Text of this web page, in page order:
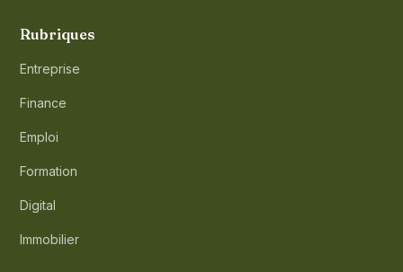
Rubriques
Entreprise
Finance
Emploi
Formation
Digital
Immobilier